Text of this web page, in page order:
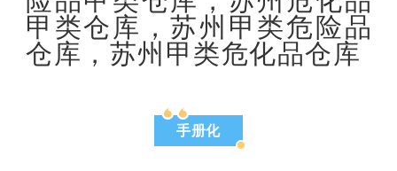
甲类仓库，苏州甲类危险品
仓库，苏州甲类危化品仓库
手册化